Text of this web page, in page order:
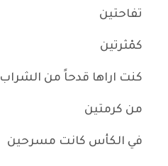
تفاحتين
كمْثرتين
كنت اراها قدحاً من الشراب
من كرمتين
في الكأس كانت مسرحين